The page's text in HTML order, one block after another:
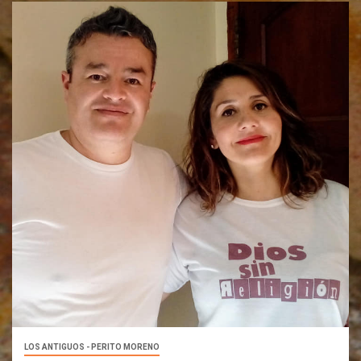
LOS ANTIGUOS - PERITO MORENO